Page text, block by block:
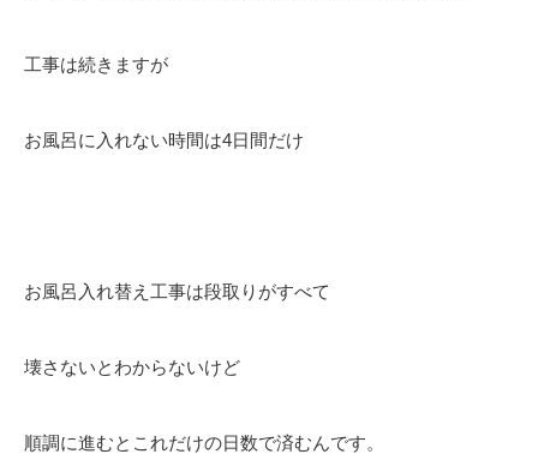
工事は続きますが
お風呂に入れない時間は4日間だけ
お風呂入れ替え工事は段取りがすべて
壊さないとわからないけど
順調に進むとこれだけの日数で済むんです。